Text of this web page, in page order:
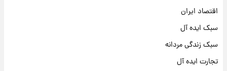
اقتصاد ایران
سبک ایده آل
سبک زندگی مردانه
تجارت ایده آل